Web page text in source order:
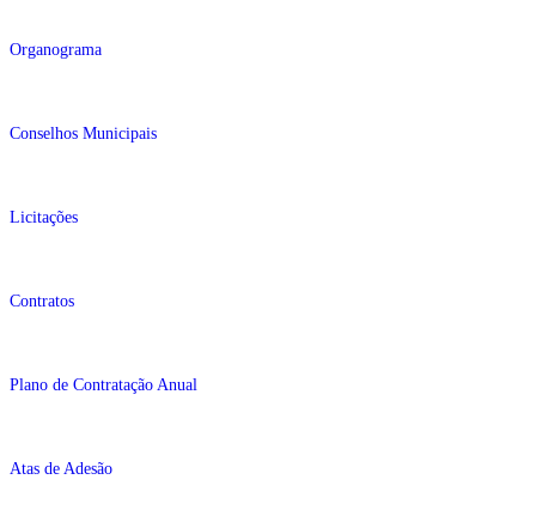
Organograma
Conselhos Municipais
Licitações
Contratos
Plano de Contratação Anual
Atas de Adesão